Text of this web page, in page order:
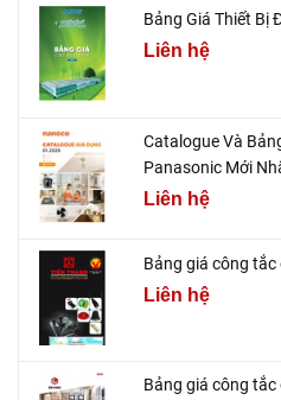
Bảng Giá Thiết Bị
Liên hệ
Catalogue Và
Panasonic Mới
Liên hệ
Bảng giá công tắc
Liên hệ
Bảng giá công tắc